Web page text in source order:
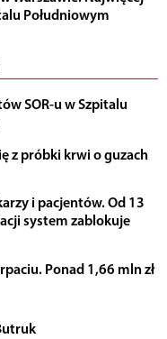
Południowym
SOR-u w Szpitalu
z próbki krwi o guzach
i pacjentów. Od 13
system zablokuje
Ponad 1,66 mln zł